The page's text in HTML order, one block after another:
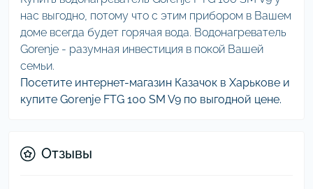
нас выгодно, потому что с этим прибором в Вашем
доме всегда будет горячая вода. Водонагреватель
Gorenje - разумная инвестиция в покой Вашей
семьи.
Посетите интернет-магазин Казачок в Харькове и
купите Gorenje FTG 100 SM V9 по выгодной цене.
Отзывы